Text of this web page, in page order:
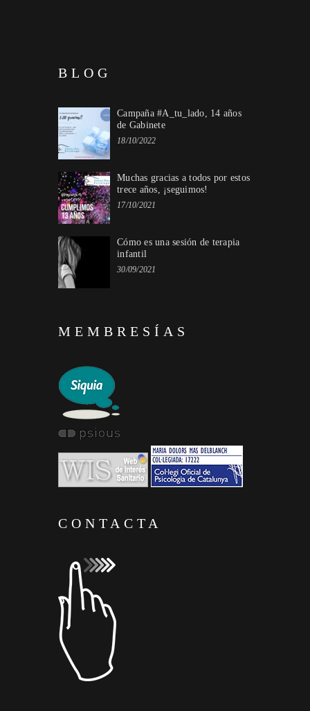
BLOG
Campaña #A_tu_lado, 14 años
de Gabinete
18/10/2022
Muchas gracias a todos por estos
trece años, ¡seguimos!
17/10/2021
Cómo es una sesión de terapia
infantil
30/09/2021
MEMBRESÍAS
CONTACTA